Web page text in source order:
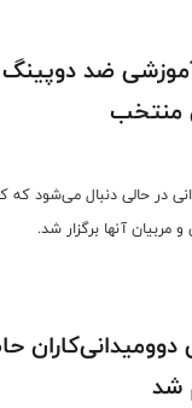
آموزشی ضد دوپینگ
منتخب
در حالی دنبال می‌شود که
و مربیان آنها برگزار شد.
شد